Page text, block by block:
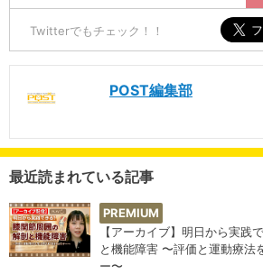
Twitterでもチェック！！
POST編集部
最近読まれている記事
PREMIUM
【アーカイブ】明日から実践
と機能障害 〜評価と運動療法
ー〜